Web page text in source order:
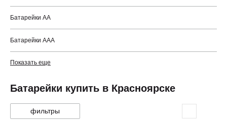
Батарейки купить в Красноярске
Батарейки АА
Батарейки ААА
Показать еще
фильтры